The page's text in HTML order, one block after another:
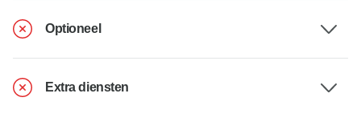
Optioneel
Extra diensten